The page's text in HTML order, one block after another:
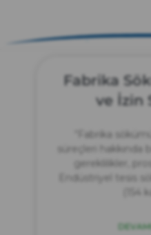
Fabrika
ve İzin
“Fabrika
süreçleri hakkında
gereklilikler,
Endüstriyel tesis
(154